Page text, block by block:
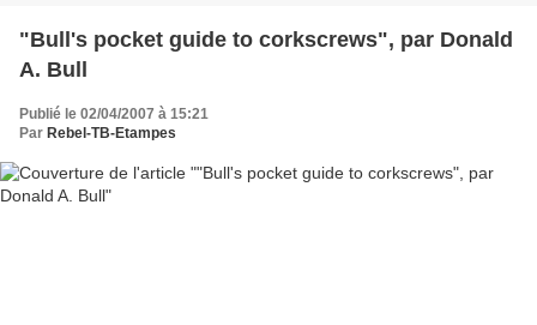
"Bull's pocket guide to corkscrews", par Donald
A. Bull
Publié le 02/04/2007 à 15:21
Par Rebel-TB-Etampes